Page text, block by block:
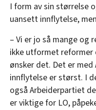
I form av sin størrelse
uansett innflytelse,
– Vi er jo så mange og
ikke utformet reformer
ønsker det. Det er
innflytelse er størst. I
også Arbeiderpartiet
er viktige for LO,